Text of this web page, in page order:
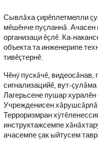
Сывлăха çирĕплетмелли
мĕшĕнче пуçланнă. Ачасен
организаци ĕçлĕ. Ка-
объекта та инженерипе
тивĕçтернĕ.
Чĕнÿ пускăчĕ,
сигнализацийĕ, вут-
Лагерьсене пушар хуралĕн
Учрежденисен
Терроризмран
инструктажсемпе
ачасемпе çак ыйтусем